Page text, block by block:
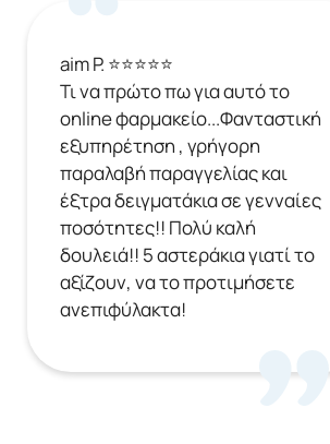
aim P. ⭐⭐⭐⭐⭐
Τι να πρώτο πω για αυτό το
online φαρμακείο...Φανταστική
εξυπηρέτηση , γρήγορη
παραλαβή παραγγελίας και
έξτρα δειγματάκια σε γενναίες
ποσότητες!! Πολύ καλή
δουλειά!! 5 αστεράκια γιατί το
αξίζουν, να το προτιμήσετε
ανεπιφύλακτα!